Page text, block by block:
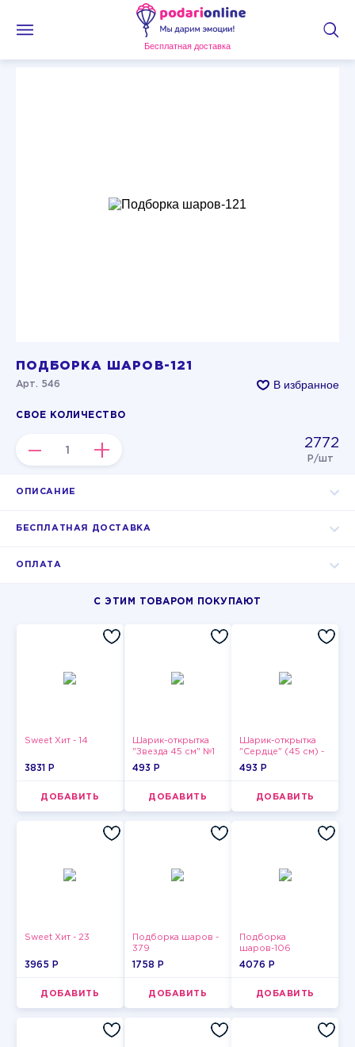
Бесплатная доставка
ПОДБОРКА ШАРОВ-121
Арт. 546 В избранное
СВОЕ КОЛИЧЕСТВО
– + 2772
Р/шт
ОПИСАНИЕ
БЕСПЛАТНАЯ ДОСТАВКА
ОПЛАТА
С ЭТИМ ТОВАРОМ ПОКУПАЮТ
Sweet Хит - 14
3831 P
ДОБАВИТЬ
Шарик-открытка
"Звезда 45 см" №1
493 P
ДОБАВИТЬ
Шарик-открытка
"Сердце" (45 см) -
2
493 P
ДОБАВИТЬ
Sweet Хит - 23
3965 P
ДОБАВИТЬ
Подборка шаров -
379
1758 P
ДОБАВИТЬ
Подборка
шаров-106
4076 P
ДОБАВИТЬ